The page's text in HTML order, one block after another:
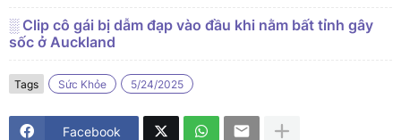
░ Clip cô gái bị dẫm đạp vào đầu khi nằm bất tỉnh gây
sốc ở Auckland
Tags Sức Khỏe 5/24/2025
Facebook